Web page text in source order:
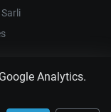
Analytics.